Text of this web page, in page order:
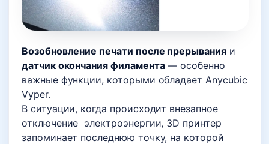
Возобновление печати после прерыванияи
датчик окончания филамента— особенно
важные функции, которыми обладает Anycubic
Vyper.
В ситуации, когда происходит внезапное
отключение электроэнергии, 3D принтер
запоминает последнюю точку, на которой